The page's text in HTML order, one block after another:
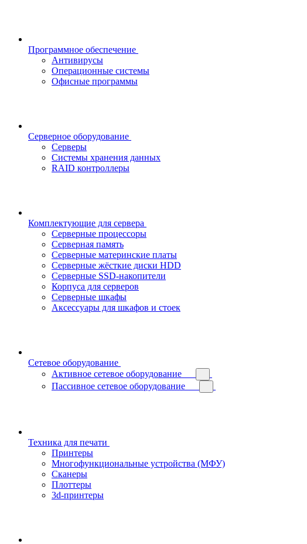
Программное обеспечение
Антивирусы
Операционные системы
Офисные программы
Серверное оборудование
Серверы
Системы хранения данных
RAID контроллеры
Комплектующие для сервера
Серверные процессоры
Серверная память
Серверные материнские платы
Серверные жёсткие диски HDD
Серверные SSD-накопители
Корпуса для серверов
Серверные шкафы
Аксессуары для шкафов и стоек
Сетевое оборудование
Активное сетевое оборудование
Пассивное сетевое оборудование
Техника для печати
Принтеры
Многофункциональные устройства (МФУ)
Сканеры
Плоттеры
3d-принтеры